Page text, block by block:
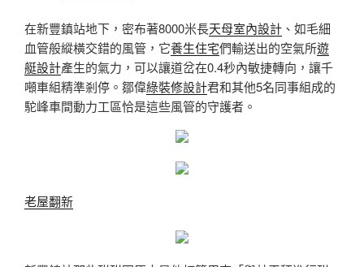
在新豐鎮站地下，密布著8000米長天母室內設計 、如毛細
血管般縱橫交錯的風管，它養生住宅們輸送出的空氣所遊
艇設計產生的氣力，可以讓道岔在0.4秒內敏捷轉向，讓千
噸車組精準剎停。鄒偉綠裝修設計君和其他5名同事組成的
駝峰車間動力工區恰是這些風管的守護者。
老屋翻新